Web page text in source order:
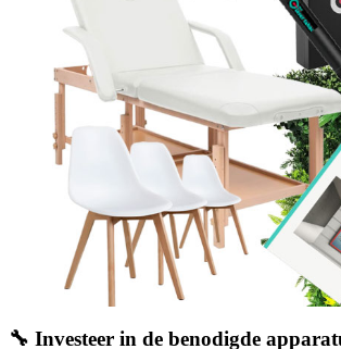
🔧 Investeer in de benodigde